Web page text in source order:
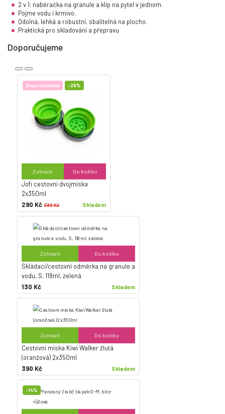
2 v 1: naběračka na granule a klip na pytel v jednom.
Pojme vodu i krmivo.
Odolná, lehká a robustní, sbalitelná na plocho.
Praktická pro skladování a přepravu
Doporučujeme
Doporučujeme -26%
Zobrazit Do košíku
Jofi cestovní dvojmiska
2x350ml
290 Kč 390 Kč Skladem
Zobrazit Do košíku
Skládací/cestovní odměrka na granule a
vodu, S, 118ml, zelená
130 Kč
Skladem
Zobrazit Do košíku
Cestovní miska Kiwi Walker žlutá
(oranžová) 2x350ml
390 Kč
Skladem
-14%